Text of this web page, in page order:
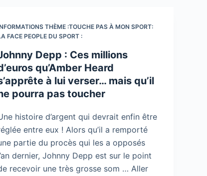
THÈME :TOUCHE PAS À MON SPORT:
FACE PEOPLE DU SPORT :
Depp : Ces millions
qu’Amber Heard
à lui verser… mais qu’il
pourra pas toucher
histoire d’argent qui devrait enfin être
entre eux ! Alors qu’il a remporté
partie du procès qui les a opposés
dernier, Johnny Depp est sur le point
recevoir une très grosse som … Aller